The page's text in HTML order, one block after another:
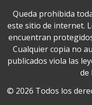
Queda prohibida
este sitio de internet.
encuentran
Cualquier copia no
publicados viola las
de
© 2026 Todos los